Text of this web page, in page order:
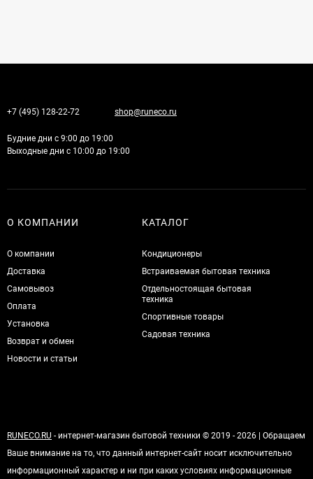
+7 (495) 128-22-72 shop@runeco.ru
Будние дни с 9:00 до 19:00
Выходные дни с 10:00 до 19:00
О КОМПАНИИ
О компании
Доставка
Самовывоз
Оплата
Установка
Возврат и обмен
Новости и статьи
КАТАЛОГ
Кондиционеры
Встраиваемая бытовая техника
Отдельностоящая бытовая
техника
Спортивные товары
Садовая техника
RUNECO.RU - интернет-магазин бытовой техники © 2019 - 2026 | Обращаем
Ваше внимание на то, что данный интернет-сайт носит исключительно
информационный характер и ни при каких условиях информационные